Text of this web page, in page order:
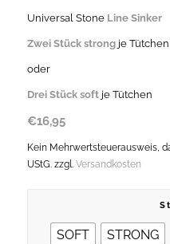
Universal Stone Line Sinker
Zwei Stück strongje Tütchen
oder
Drei Stück softje Tütchen
€16,95
Kein Mehrwertsteuerausweis,
UStG. zzgl. Versandkosten
SOFT STRONG